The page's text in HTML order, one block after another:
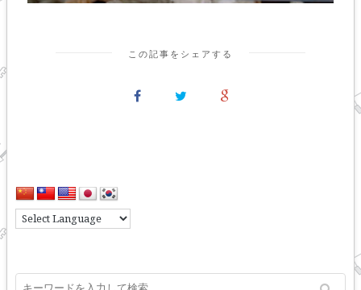
この記事をシェアする